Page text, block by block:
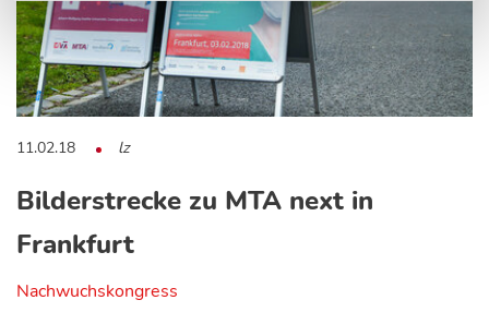
11.02.18 lz
Bilderstrecke zu MTA next in
Frankfurt
Nachwuchskongress